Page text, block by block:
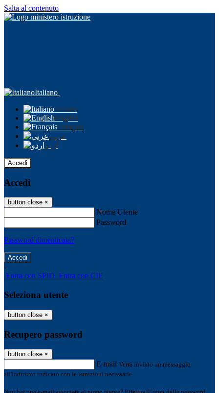
Salta al contenuto
Italiano
Italiano
English
Français
عربى
اردو
Accedi
Accedi
button close ×
Nome Utente
Password
Password dimenticata?
-
Entra con SPID Entra con CIE
Seleziona utente
button close ×
Recupero password
button close ×
E-mail Verrà inviato un messaggio
all'indirizzo indicato con le istruzioni necessarie.